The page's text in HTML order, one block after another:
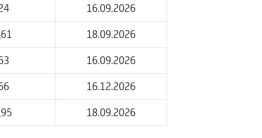
16.09.2026
18.09.2026
16.09.2026
16.12.2026
18.09.2026